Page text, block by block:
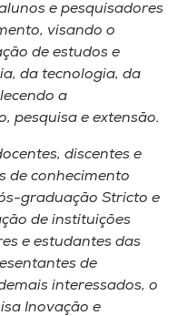
e pesquisadores
visando o
de estudos e
da tecnologia, da
a
pesquisa e extensão.
discentes e
de conhecimento
graduação Stricto e
de instituições
e estudantes das
de
interessados, o
Inovação e